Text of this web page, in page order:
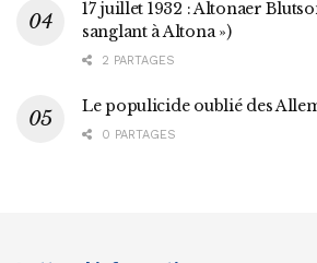
17 juillet 1932 : Altonaer
sanglant à Altona »)
2 PARTAGES
Le populicide oublié des
0 PARTAGES